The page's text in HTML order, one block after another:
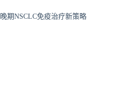
晚期NSCLC免疫治疗新策略